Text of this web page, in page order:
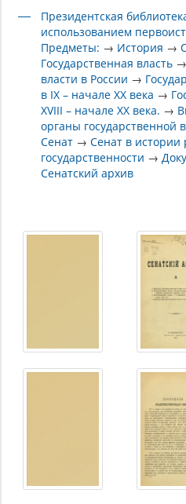
Президентская
использованием
Предметы: → История →
Государственная власть →
власти в России →
в IX – начале XX века →
XVIII – начале XX века. →
органы государственной
Сенат →Сенат в истории
государственности →
Сенатский архив